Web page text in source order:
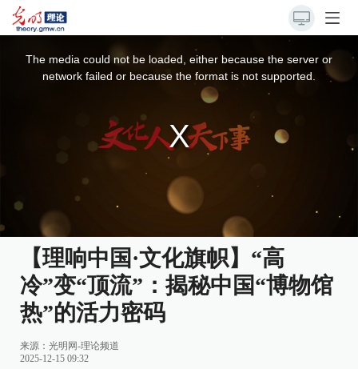
The media could not be loaded, either because the server or
network failed or because the format is not supported.
【理响中国·文化旗帜】“高
冷”变“顶流”：揭秘中国“博物馆
热”的活力密码
来源： 光明网-理论频道
2025-12-15 09:32